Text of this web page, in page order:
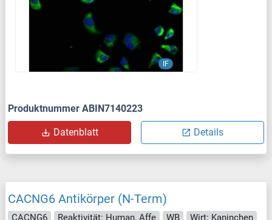
IF
Produktnummer ABIN7140223
Datenblatt Details
CACNG6 Antikörper (N-Term)
CACNG6 Reaktivität: Human, Affe WB
Wirt: Kaninchen